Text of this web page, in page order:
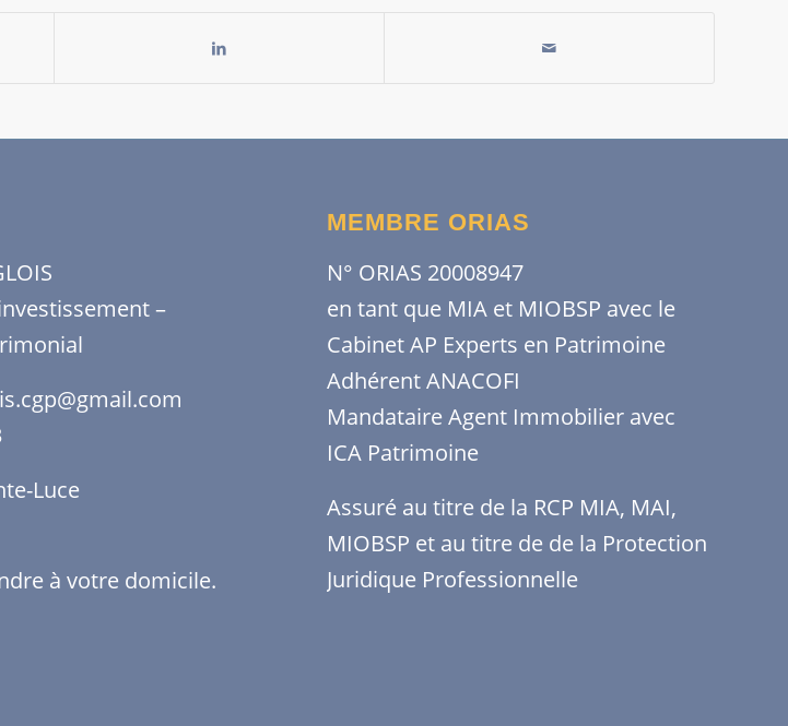
–
Luce
à votre domicile.
MEMBRE ORIAS
N° ORIAS 20008947
en tant que MIA et MIOBSP avec le
Cabinet AP Experts en Patrimoine
Adhérent ANACOFI
Mandataire Agent Immobilier avec
ICA Patrimoine
Assuré au titre de la RCP MIA, MAI,
MIOBSP et au titre de de la Protection
Juridique Professionnelle